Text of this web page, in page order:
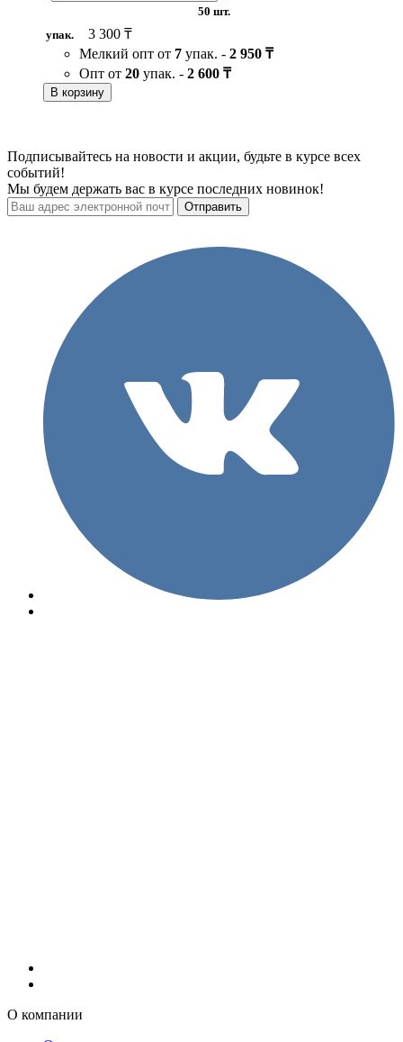
50 шт.
упак.
3 300 ₸
Мелкий опт от 7 упак. - 2 950 ₸
Опт от 20 упак. - 2 600 ₸
В корзину
Подписывайтесь на новости и акции, будьте в курсе всех
событий!
Мы будем держать вас в курсе последних новинок!
О компании